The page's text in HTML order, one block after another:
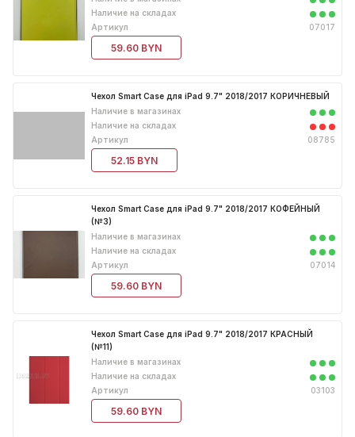
Чипы
Шлейфы
Чехол Leather Case для 16 Pro
Чехол Leather Case для 16 Pro
Чехол Leather Case для 16e
Чехол Leather Case для 17 Pro
Чехол Leather Case для 17 Pro
Чехол Leather Case для 7/8 Plus
Чехол Leather Case для X/XS
Чехол Leather Case для XR
для 17 Air
для 17 Pro
для 5G/5S/5SE
для 6G Plus/6S Plus
Наличие на складах
Артикул
07017
59.60 BYN
Чехол Smart Case для iPad 9.7" 2018/2017 КОРИЧНЕВЫЙ
Наличие в магазинах
Наличие на складах
Артикул
08785
52.15 BYN
Чехол Smart Case для iPad 9.7" 2018/2017 КОФЕЙНЫЙ
(№3)
Наличие в магазинах
Наличие на складах
Артикул
07014
59.60 BYN
Чехол Smart Case для iPad 9.7" 2018/2017 КРАСНЫЙ
(№11)
Наличие в магазинах
Наличие на складах
Артикул
03103
59.60 BYN